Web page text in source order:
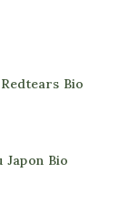
Bio
Japon Bio